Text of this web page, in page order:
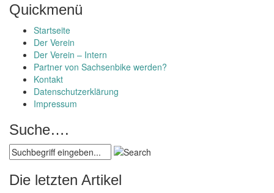
Quickmenü
Startseite
Der Verein
Der Verein – Intern
Partner von Sachsenbike werden?
Kontakt
Datenschutzerklärung
Impressum
Suche….
Die letzten Artikel